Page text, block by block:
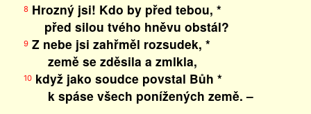
8 Hrozný jsi! Kdo by před tebou, *
před silou tvého hněvu obstál?
9Z nebe jsi zahřměl rozsudek, *
země se zděsila a zmlkla,
10když jako soudce povstal Bůh *
k spáse všech ponížených země. –